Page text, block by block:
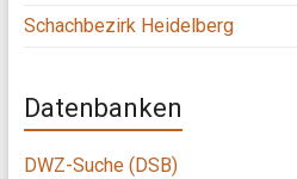
Schachbezirk Heidelberg
Datenbanken
DWZ-Suche (DSB)